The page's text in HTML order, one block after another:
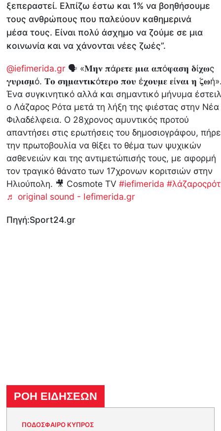
ξεπεραστεί. Ελπίζω έστω και 1% να βοηθήσουμε
τους ανθρώπους που παλεύουν καθημερινά
μέσα τους. Είναι πολύ άσχημο να ζούμε σε μια
κοινωνία και να χάνονται νέες ζωές”.
@iefimerida.gr 🗣️ «𝚳𝛈𝛎 𝛑ά𝛒𝛆𝛕𝛆 𝛍𝛊𝛂 𝛂𝛑ό𝛗𝛂𝛔𝛈 𝛅ί𝛘𝛚ς
𝛄𝛖𝛒𝛊𝛔𝛍ό. 𝚻𝛐 𝛔𝛈𝛍𝛂𝛎𝛕𝛊𝛋ό𝛕𝛆𝛒𝛐 𝛑𝛐𝛖 έ𝛘𝛐𝛖𝛍𝛆 𝛆ί𝛎𝛂𝛊 𝛈
Ένα συγκινητικό αλλά και σημαντικό μήνυμα
ο Λάζαρος Ρότα μετά τη λήξη της φιέστας στην Νέα
Φιλαδέλφεια. Ο 28χρονος αμυντικός προτού
απαντήσει στις ερωτήσεις του δημοσιογράφου, πήρε
την πρωτοβουλία να θίξει το θέμα των ψυχικών
ασθενειών και της αντιμετώπισής τους, με αφορμή
τον τραγικό θάνατο των 17χρονων κοριτσιών στην
Ηλιούπολη. 🎥 Cosmote TV#iefimerida
♬ original sound - Iefimerida.gr
Πηγή:Sport24.gr
ΡΟΗ ΕΙΔΗΣΕΩΝ
ΠΟΔΟΣΦΑΙΡΟ ΚΥΠΡΟΣ